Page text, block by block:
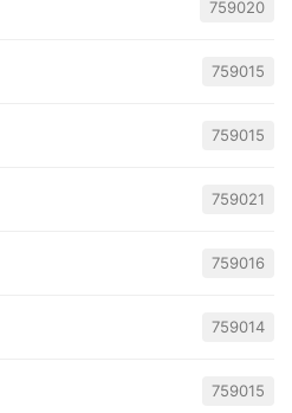
759020
759015
759015
759021
759016
759014
759015